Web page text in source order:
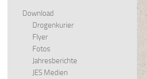
Download
Drogenkurier
Flyer
Fotos
Jahresberichte
JES Medien